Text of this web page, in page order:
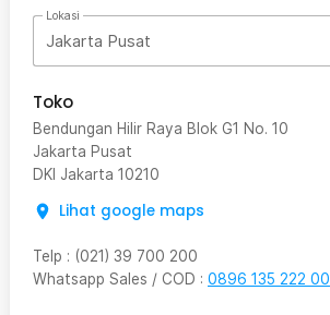
Lokasi
Jakarta Pusat
Toko
Bendungan Hilir Raya Blok G1 No. 10
Jakarta Pusat
DKI Jakarta 10210
Lihat google maps
Telp : (021) 39 700 200
Whatsapp Sales / COD : 0896 135 222 00